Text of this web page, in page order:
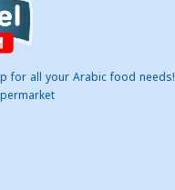
for all your Arabic food needs!